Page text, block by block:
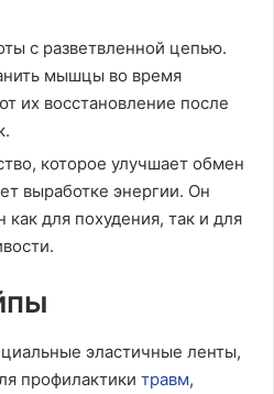
с разветвленной цепью.
мышцы во время
их восстановление после
которое улучшает обмен
выработке энергии. Он
для похудения, так и для
эластичные ленты,
профилактики травм,